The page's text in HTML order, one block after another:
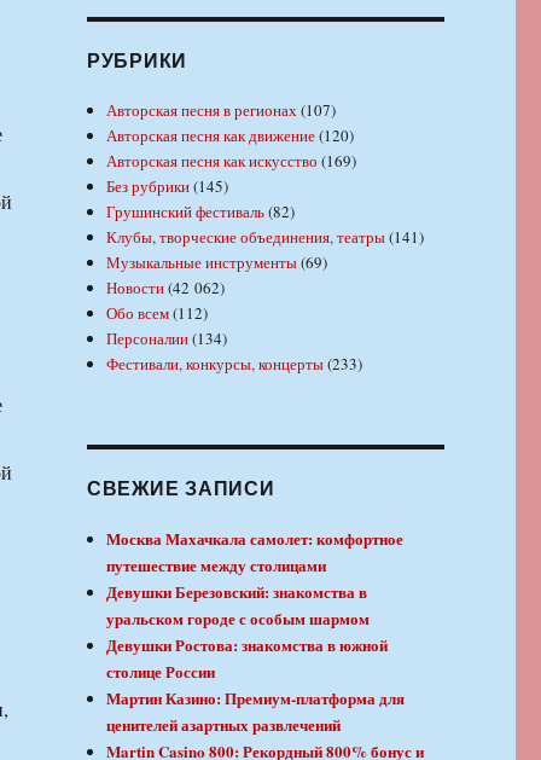
РУБРИКИ
Авторская песня в регионах(107)
Авторская песня как движение(120)
Авторская песня как искусство (169)
Без рубрики(145)
Грушинский фестиваль(82)
Клубы, творческие объединения, театры(141)
Музыкальные инструменты(69)
Новости(42 062)
Обо всем(112)
Персоналии(134)
Фестивали, конкурсы, концерты(233)
СВЕЖИЕ ЗАПИСИ
Москва Махачкала самолет: комфортное
путешествие между столицами
Девушки Березовский: знакомства в
уральском городе с особым шармом
Девушки Ростова: знакомства в южной
столице России
Мартин Казино: Премиум-платформа для
ценителей азартных развлечений
Martin Casino 800: Рекордный 800% бонус и